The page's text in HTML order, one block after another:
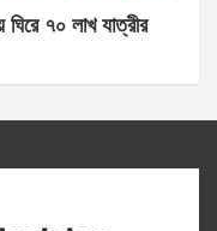
ঘিরে ৭০ লাখ যাত্রীর